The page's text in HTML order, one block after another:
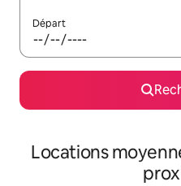
Départ
Locations